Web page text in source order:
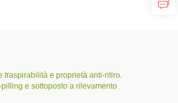
traspirabilità e proprietà anti-ritiro.
e sottoposto a rilevamento